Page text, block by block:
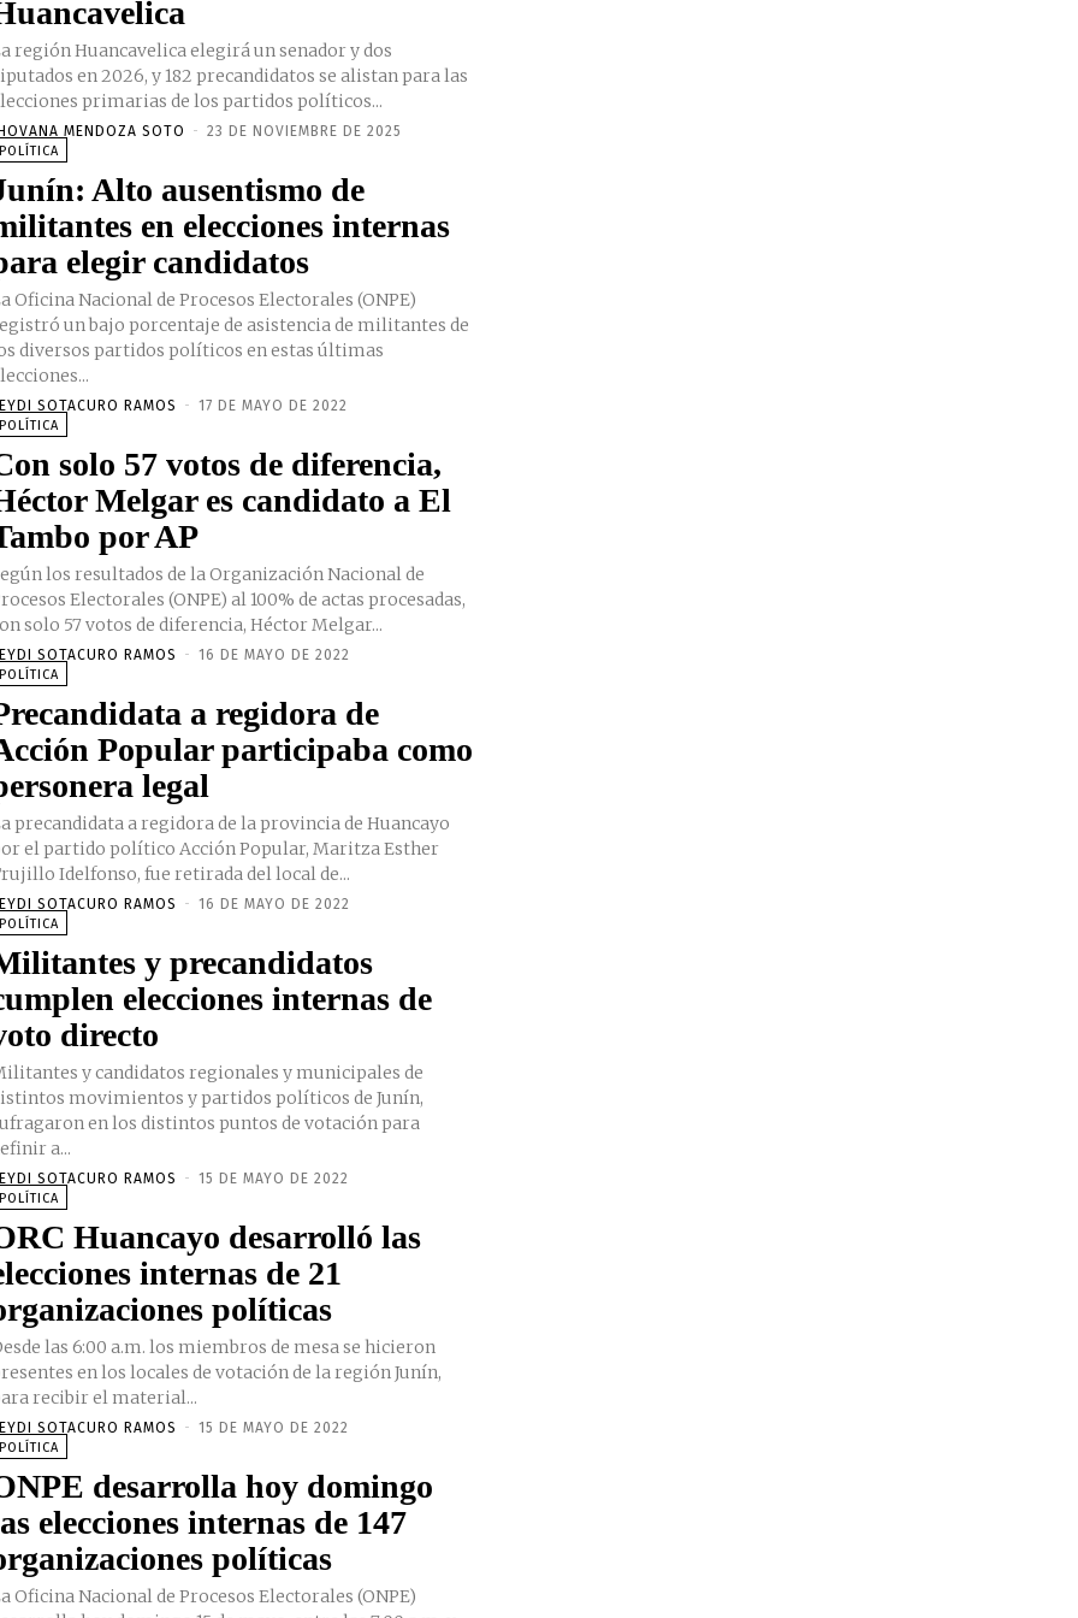
región Huancavelica elegirá un senador y dos
en 2026, y 182 precandidatos se alistan para las
primarias de los partidos políticos...
MENDOZA SOTO - 23 DE NOVIEMBRE DE 2025
POLÍTICA
Alto ausentismo de
en elecciones internas
elegir candidatos
Oficina Nacional de Procesos Electorales (ONPE)
un bajo porcentaje de asistencia de militantes de
diversos partidos políticos en estas últimas
SOTACURO RAMOS - 17 DE MAYO DE 2022
POLÍTICA
solo 57 votos de diferencia,
Melgar es candidato a El
por AP
los resultados de la Organización Nacional de
Electorales (ONPE) al 100% de actas procesadas,
solo 57 votos de diferencia, Héctor Melgar...
SOTACURO RAMOS - 16 DE MAYO DE 2022
POLÍTICA
a regidora de
Popular participaba como
legal
precandidata a regidora de la provincia de Huancayo
el partido político Acción Popular, Maritza Esther
Idelfonso, fue retirada del local de...
SOTACURO RAMOS - 16 DE MAYO DE 2022
POLÍTICA
y precandidatos
elecciones internas de
directo
y candidatos regionales y municipales de
movimientos y partidos políticos de Junín,
en los distintos puntos de votación para
a...
SOTACURO RAMOS - 15 DE MAYO DE 2022
POLÍTICA
Huancayo desarrolló las
internas de 21
políticas
las 6:00 a.m. los miembros de mesa se hicieron
en los locales de votación de la región Junín,
recibir el material...
SOTACURO RAMOS - 15 DE MAYO DE 2022
POLÍTICA
desarrolla hoy domingo
elecciones internas de 147
políticas
Oficina Nacional de Procesos Electorales (ONPE)